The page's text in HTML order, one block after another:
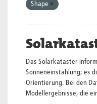
Shape
Das Solarkataster
Sonneneinstahlung; es
Orientierung. Bei den
Modellergebnisse, die